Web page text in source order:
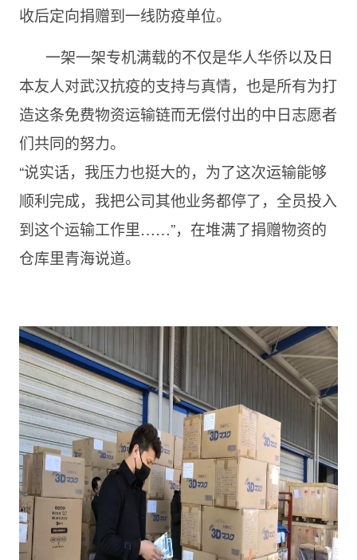
收后定向捐赠到一线防疫单位。
一架一架专机满载的不仅是华人华侨以及日
本友人对武汉抗疫的支持与真情，也是所有为打
造这条免费物资运输链而无偿付出的中日志愿者
们共同的努力。
“说实话，我压力也挺大的，为了这次运输能够
顺利完成，我把公司其他业务都停了，全员投入
到这个运输工作里……”，在堆满了捐赠物资的
仓库里青海说道。